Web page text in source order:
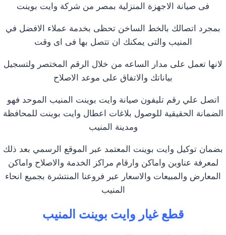
فى صيانة الاجهزة المنزلية بمصر من شركة وايت بوينت
بمجرد اتصالك بالخط الساخن تحظى بخدمة عملاء الافضل في
المنيب والتى يمكنك ان تتصل بها فى اى وقت
لانها تعمل على مدار الساعه من خلال الرقم المختصر ولتسجيل
بياناتك والاتفاق على موعد الاصلاح
اتصل علي رقم تليفون صيانة وايت بوينت المنيب الموحد فهو
الضمانة الحقيقية للوصول بلاغات اعطال وايت بوينت للمحافظة
ومدينة المنيب
بضمان توكيل وايت بوينت المعتمد عبر الموقع الرسمي بعد ذلك
لمعرفة عناوين واماكن وارقام مراكز الخدمة والاصلاح واماكن
المعارض والمبيعات والاسعار عبر فروعنا المنتشرة بجميع انحاء
المنيب
قطع غيار وايت بوينت المنيب